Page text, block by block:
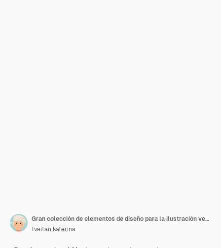
Gran colección de elementos de diseño para la ilustración vectorial del día de San Patricio irlandés en estilo plano
tveitan katerina